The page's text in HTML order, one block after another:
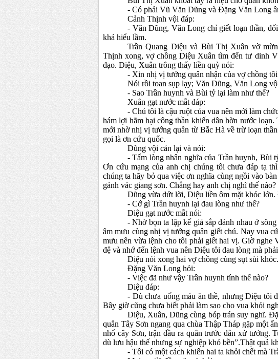
- Có phải Vũ Văn Dũng và Đặng Văn Long
Cảnh Thịnh vội đáp:
- Văn Dũng, Văn Long chỉ giết loạn thần,
khá hiểu lầm.
Trần Quang Diệu và Bùi Thị Xuân vờ
Thịnh xong, vợ chồng Diệu Xuân tìm đến tư dinh
đạo. Diệu, Xuân trông thấy liền quỳ nói:
- Xin nhị vị tướng quân nhận của vợ chồng
Nói rồi toan sụp lạy; Văn Dũng, Văn Long
- Sao Trần huynh và Bùi tỷ lại làm như thế?
Xuân gạt nước mắt đáp:
- Chú tôi là cậu ruột của vua nên mới làm
hám lợi hãm hại công thần khiến dân hờn nước
mới nhờ nhị vị tướng quân từ Bắc Hà về trừ loạn
gọi là ơn cứu quốc.
Dũng vội cản lại và nói:
- Tấm lòng nhân nghĩa của Trần huynh, Bùi
Ơn cứu mạng của anh chị chúng tôi chưa đáp tạ
chúng ta hãy bỏ qua việc ơn nghĩa cùng ngồi vào
gánh vác giang sơn. Chẳng hay anh chị nghĩ thế nào?
Dũng vừa dứt lời, Diệu liền ôm mặt khóc
- Cớ gì Trần huynh lại đau lòng như thế?
Diệu gạt nước mắt nói:
- Nhờ bọn ta lập kế giả sắp đánh nhau ở
âm mưu cùng nhị vị tướng quân giết chú. Nay vua
mưu nên vừa lệnh cho tôi phải giết hai vị. Giờ nghe
đệ và nhớ đến lệnh vua nên Diệu tôi đau lòng mà
Diệu nói xong hai vợ chồng cùng sụt sùi khóc.
Đặng Văn Long hỏi:
- Việc đã như vậy Trần huynh tính thế nào?
Diệu đáp:
- Dù chưa uống máu ăn thề, nhưng Diệu tôi
Bây giờ cũng chưa biết phải làm sao cho vua khỏi
Diệu, Xuân, Dũng cùng bóp trán suy nghĩ.
quân Tây Sơn ngang qua chùa Thập Tháp gặp một
nhổ cây Sơn, trận đầu ra quân trước dân xử tướng.
dù lưu hậu thế nhưng sự nghiệp khó bền”.Thật quả
- Tôi có một cách khiến hai ta khỏi chết mà